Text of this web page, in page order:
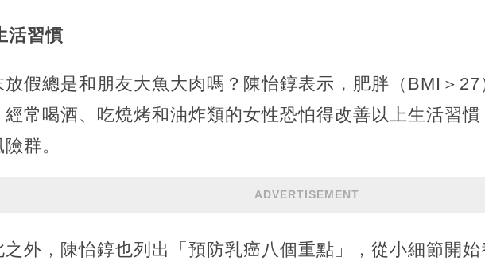
活習慣
放假總是和朋友大魚大肉嗎？陳怡錞表示，肥胖（BMI＞
經常喝酒、吃燒烤和油炸類的女性恐怕得改善以上生活習
群。
ADVERTISEMENT
之外，陳怡錞也列出「預防乳癌八個重點」，從小細節開始